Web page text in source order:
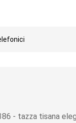
- tazza tisana